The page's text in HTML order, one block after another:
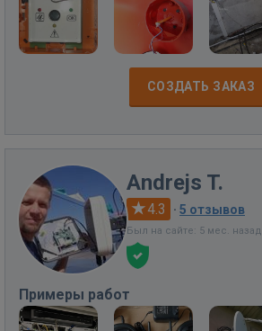
СОЗДАТЬ ЗАКАЗ
Andrejs T.
4.3 · 5 отзывов
Был на сайте: 5 мес. назад
Примеры работ